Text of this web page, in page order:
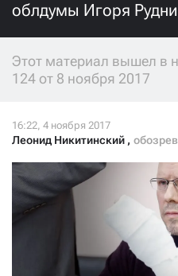
облдумы Игоря
Этот материал вышел в
124 от 8 ноября 2017
Леонид Никитинский ,
3000
500
Нажимая кнопку «Стать
я принимаю условия и
СТАТЬ
ПОДЕЛИТЬСЯ
Если у вас есть вопросы,
+7 (929) 612-03-68